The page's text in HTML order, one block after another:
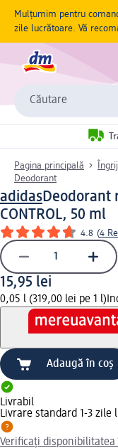
Mulțumim pentru
zile lucrătoare. Vă
Căutare
Pagina principală
Deodorant
adidasDeodorant
CONTROL, 50 ml
4.8 (4
15,95 lei
0,05 l (319,00 lei pe 1 l)
Adaugă în coș
Livrabil
Livrare standard 1-3 zile
Verificați